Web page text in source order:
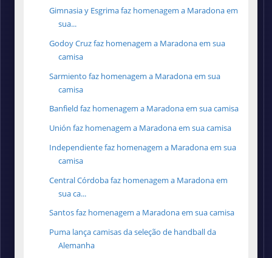
Gimnasia y Esgrima faz homenagem a Maradona em
sua...
Godoy Cruz faz homenagem a Maradona em sua
camisa
Sarmiento faz homenagem a Maradona em sua
camisa
Banfield faz homenagem a Maradona em sua camisa
Unión faz homenagem a Maradona em sua camisa
Independiente faz homenagem a Maradona em sua
camisa
Central Córdoba faz homenagem a Maradona em
sua ca...
Santos faz homenagem a Maradona em sua camisa
Puma lança camisas da seleção de handball da
Alemanha